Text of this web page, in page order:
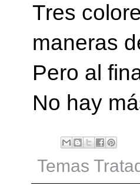
Tres
maneras
Pero al
No hay
Temas